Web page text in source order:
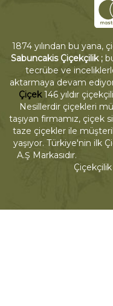
1874 yılından bu yana,
Sabuncakis Çiçekçilik ;
tecrübe ve
aktarmaya devam
Çiçek146 yıldır
Nesillerdir çiçekleri
taşıyan firmamız, çiçek
taze çiçekler ile
yaşıyor. Türkiye'nin ilk
A.Ş Markasıdır.
Çiçekçilik